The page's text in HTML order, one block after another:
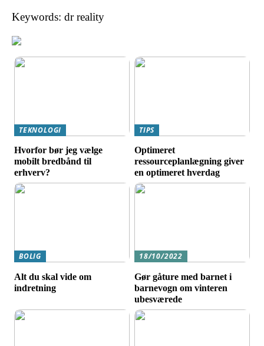
Keywords: dr reality
TEKNOLOGI
Hvorfor bør jeg vælge
mobilt bredbånd til
erhverv?
TIPS
Optimeret
ressourceplanlægning giver
en optimeret hverdag
BOLIG
Alt du skal vide om
indretning
18/10/2022
Gør gåture med barnet i
barnevogn om vinteren
ubesværede